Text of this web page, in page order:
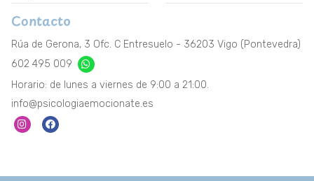
Contacto
Rúa de Gerona, 3 Ofc. C Entresuelo - 36203 Vigo (Pontevedra)
602 495 009
Horario: de lunes a viernes de 9:00 a 21:00.
info@psicologiaemocionate.es